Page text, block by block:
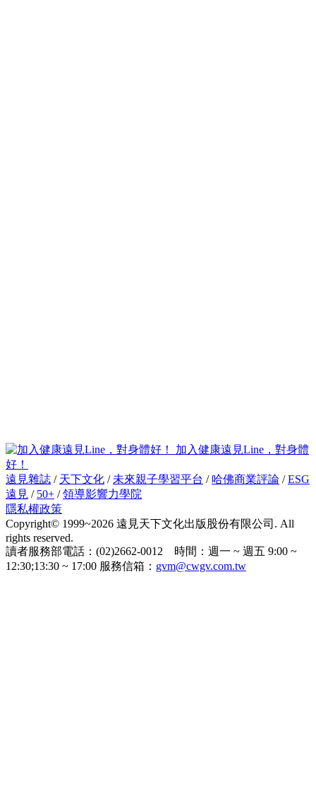
加入健康遠見Line，對身體
好！
遠見雜誌 / 天下文化 / 未來親子學習平台 / 哈佛商業評論 /ESG
遠見 / 50+ /領導影響力學院
隱私權政策
Copyright© 1999~2026 遠見天下文化出版股份有限公司. All
rights reserved.
讀者服務部電話：(02)2662-0012 時間：週一 ~ 週五 9:00 ~
12:30;13:30 ~ 17:00 服務信箱： gvm@cwgv.com.tw